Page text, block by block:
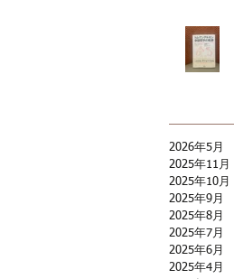
2026年5月
2025年11月
2025年10月
2025年9月
2025年8月
2025年7月
2025年6月
2025年4月